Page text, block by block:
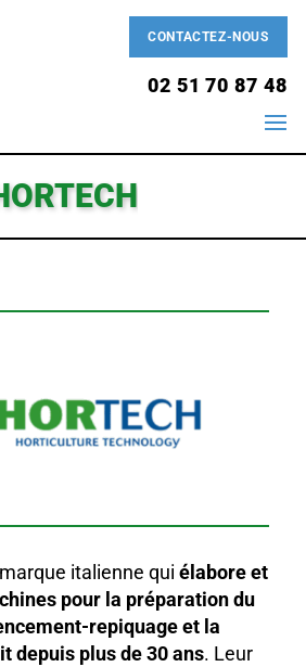
CONTACTEZ-NOUS
02 51 70 87 48
italienne qui élabore et
pour la préparation du
repiquage et la
depuis plus de 30 ans. Leur